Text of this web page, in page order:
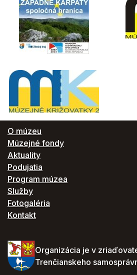
O múzeu
Múzejné fondy
Aktuality
Podujatia
Program múzea
Služby
Fotogaléria
Kontakt
Organizácia je v
Trenčianskeho